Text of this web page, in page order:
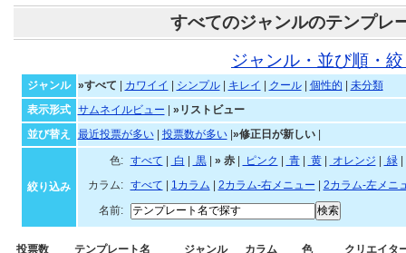
・テンプレート名をクリックするとテンプレート
すべてのジャンルのテンプレ
ジャンル・並び順・
ジャンル »すべて|カワイイ|シンプル| キレイ|クール|個性的
サムネイルビュー |»リストビュー
並び替え
最近投票が多い|投票数が多い|»修正日が新しい|
絞り込み
色: すべて |白 |黒|»赤| 黄|オレンジ